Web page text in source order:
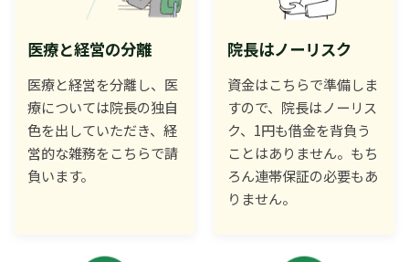
医療と経営の分離
医療と経営を分離し、医
療については院長の独自
色を出していただき、経
営的な雑務をこちらで請
負います。
院長はノーリスク
資金はこちらで準備しま
すので、院長はノーリス
ク、1円も借金を背負う
ことはありません。もち
ろん連帯保証の必要もあ
りません。